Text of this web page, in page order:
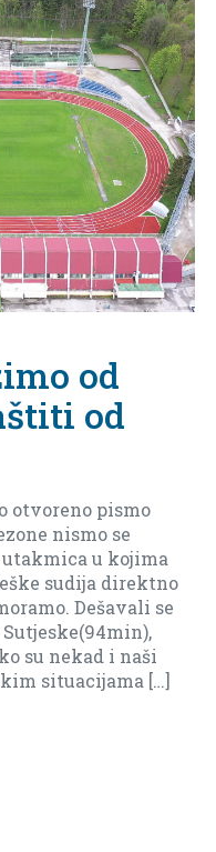
od
od
otvoreno pismo
nismo se
u kojima
sudija direktno
Dešavali se
su nekad i naši
situacijama […]